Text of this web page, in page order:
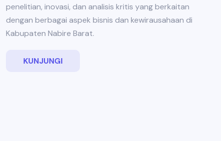
penelitian, inovasi, dan analisis kritis yang berkaitan
dengan berbagai aspek bisnis dan kewirausahaan di
Kabupaten Nabire Barat.
KUNJUNGI